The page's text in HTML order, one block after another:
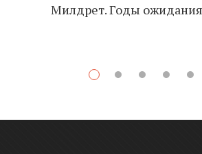
Милдрет. Годы